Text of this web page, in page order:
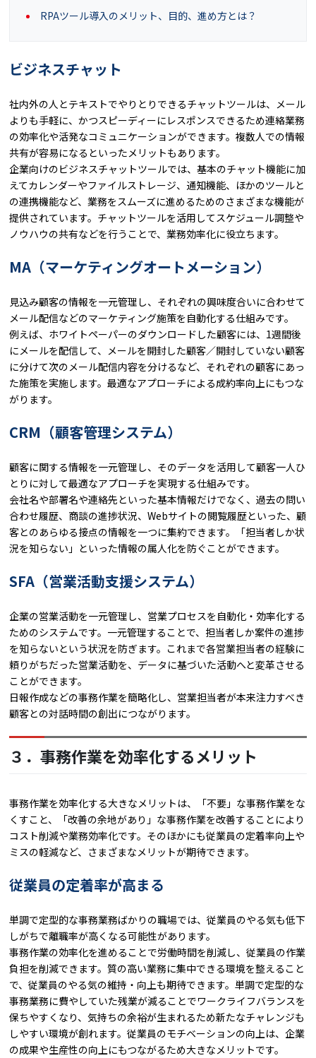
RPAツール導入のメリット、目的、進め方とは？
ビジネスチャット
社内外の人とテキストでやりとりできるチャットツールは、メール
よりも手軽に、かつスピーディーにレスポンスできるため連絡業務
の効率化や活発なコミュニケーションができます。複数人での情報
共有が容易になるといったメリットもあります。
企業向けのビジネスチャットツールでは、基本のチャット機能に加
えてカレンダーやファイルストレージ、通知機能、ほかのツールと
の連携機能など、業務をスムーズに進めるためのさまざまな機能が
提供されています。チャットツールを活用してスケジュール調整や
ノウハウの共有などを行うことで、業務効率化に役立ちます。
MA（マーケティングオートメーション）
見込み顧客の情報を一元管理し、それぞれの興味度合いに合わせて
メール配信などのマーケティング施策を自動化する仕組みです。
例えば、ホワイトペーパーのダウンロードした顧客には、1週間後
にメールを配信して、メールを開封した顧客／開封していない顧客
に分けて次のメール配信内容を分けるなど、それぞれの顧客にあっ
た施策を実施します。最適なアプローチによる成約率向上にもつな
がります。
CRM（顧客管理システム）
顧客に関する情報を一元管理し、そのデータを活用して顧客一人ひ
とりに対して最適なアプローチを実現する仕組みです。
会社名や部署名や連絡先といった基本情報だけでなく、過去の問い
合わせ履歴、商談の進捗状況、Webサイトの閲覧履歴といった、顧
客とのあらゆる接点の情報を一つに集約できます。「担当者しか状
況を知らない」といった情報の属人化を防ぐことができます。
SFA（営業活動支援システム）
企業の営業活動を一元管理し、営業プロセスを自動化・効率化する
ためのシステムです。一元管理することで、担当者しか案件の進捗
を知らないという状況を防ぎます。これまで各営業担当者の経験に
頼りがちだった営業活動を、データに基づいた活動へと変革させる
ことができます。
日報作成などの事務作業を簡略化し、営業担当者が本来注力すべき
顧客との対話時間の創出につながります。
３．事務作業を効率化するメリット
事務作業を効率化する大きなメリットは、「不要」な事務作業をな
くすこと、「改善の余地があり」な事務作業を改善することにより
コスト削減や業務効率化です。そのほかにも従業員の定着率向上や
ミスの軽減など、さまざまなメリットが期待できます。
従業員の定着率が高まる
単調で定型的な事務業務ばかりの職場では、従業員のやる気も低下
しがちで離職率が高くなる可能性があります。
事務作業の効率化を進めることで労働時間を削減し、従業員の作業
負担を削減できます。質の高い業務に集中できる環境を整えること
で、従業員のやる気の維持・向上も期待できます。単調で定型的な
事務業務に費やしていた残業が減ることでワークライフバランスを
保ちやすくなり、気持ちの余裕が生まれるため新たなチャレンジも
しやすい環境が創れます。従業員のモチベーションの向上は、企業
の成果や生産性の向上にもつながるため大きなメリットです。